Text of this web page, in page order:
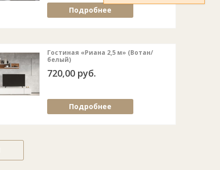
Подробнее
Гостиная «Риана 2,5 м» (Вотан/
белый)
720,00 руб.
Подробнее